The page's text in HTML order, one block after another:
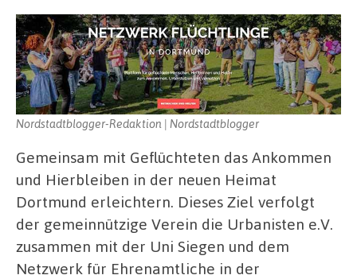
Nordstadtblogger-Redaktion | Nordstadtblogger
Gemeinsam mit Geflüchteten das Ankommen
und Hierbleiben in der neuen Heimat
Dortmund erleichtern. Dieses Ziel verfolgt
der gemeinnützige Verein die Urbanisten e.V.
zusammen mit der Uni Siegen und dem
Netzwerk für Ehrenamtliche in der